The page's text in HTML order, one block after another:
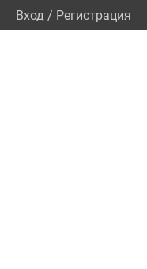
Вход / Регистрация